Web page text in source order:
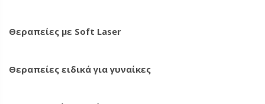
Θεραπείες με Soft Laser
Θεραπείες ειδικά για γυναίκες